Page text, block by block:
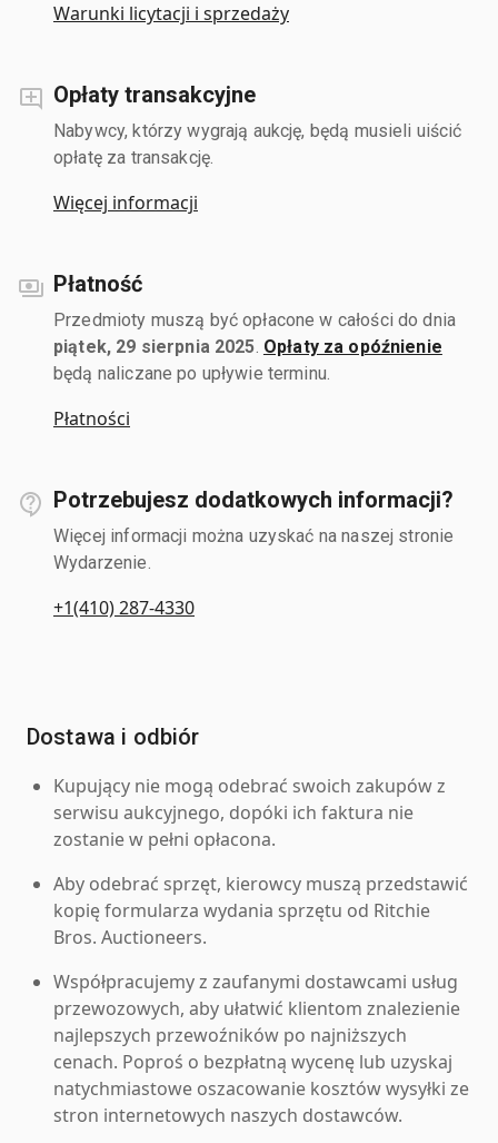
Warunki licytacji i sprzedaży
Opłaty transakcyjne
Nabywcy, którzy wygrają aukcję, będą musieli uiścić
opłatę za transakcję.
Więcej informacji
Płatność
Przedmioty muszą być opłacone w całości do dnia
piątek, 29 sierpnia 2025 Opłaty za opóźnienie
będą naliczane po upływie terminu.
Płatności
Potrzebujesz dodatkowych informacji?
Więcej informacji można uzyskać na naszej stronie
Wydarzenie.
+1(410) 287-4330
Dostawa i odbiór
Kupujący nie mogą odebrać swoich zakupów z
serwisu aukcyjnego, dopóki ich faktura nie
zostanie w pełni opłacona.
Aby odebrać sprzęt, kierowcy muszą przedstawić
kopię formularza wydania sprzętu od Ritchie
Bros. Auctioneers.
Współpracujemy z zaufanymi dostawcami usług
przewozowych, aby ułatwić klientom znalezienie
najlepszych przewoźników po najniższych
cenach. Poproś o bezpłatną wycenę lub uzyskaj
natychmiastowe oszacowanie kosztów wysyłki ze
stron internetowych naszych dostawców.